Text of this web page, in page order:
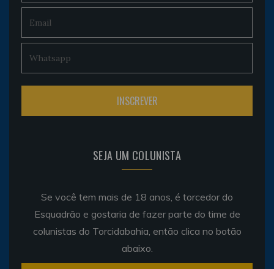
SEJA UM COLUNISTA
Se você tem mais de 18 anos, é torcedor do
Esquadrão e gostaria de fazer parte do time de
colunistas do Torcidabahia, então clica no botão
abaixo.